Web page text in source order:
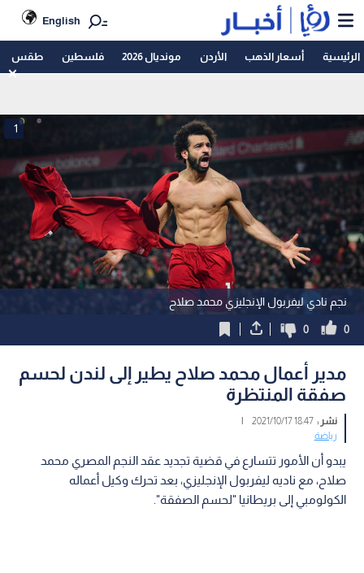
English
الرئيسية أسعار الذهب الأردن مونديال 2026 فلسطين طقس
نجم نادي ليفربول الإنجليزي محمد صلاح
1
0
0
مدير أعمال محمد صلاح يطير إلى لندن لحسم
صفقة المنتظرة
نشر :18:47 2021/10/17
|
رياضة
يبدو أن الأمور تتسارع في قضية تجديد عقد النجم المصري محمد
صلاح، مع ناديه ليفربول الإنجليزي، بعد تحرك وكيل أعماله
الكولومبي إلى بريطانيا "لحسم الصفقة".